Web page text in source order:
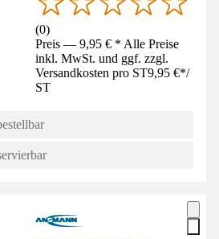
(0)
Preis — 9,95 € * Alle Preise
inkl. MwSt. und ggf. zzgl.
Versandkosten pro ST9,95 €*/
ST